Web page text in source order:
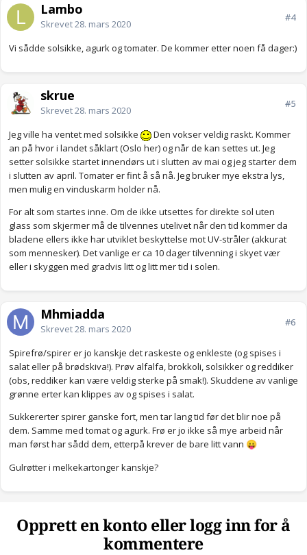
Lambo
Skrevet28. mars 2020
#4
Vi sådde solsikke, agurk og tomater. De kommer etter noen få dager:)
skrue
Skrevet28. mars 2020
#5
Jeg ville ha ventet med solsikke
Den vokser veldig raskt. Kommer
an på hvor i landet såklart (Oslo her) og når de kan settes ut. Jeg
setter solsikke startet innendørs ut i slutten av mai og jeg starter dem
i slutten av april. Tomater er fint å så nå. Jeg bruker mye ekstra lys,
men mulig en vinduskarm holder nå.
For alt som startes inne. Om de ikke utsettes for direkte sol uten
glass som skjermer må de tilvennes utelivet når den tid kommer da
bladene ellers ikke har utviklet beskyttelse mot UV-stråler (akkurat
som mennesker). Det vanlige er ca 10 dager tilvenning i skyet vær
eller i skyggen med gradvis litt og litt mer tid i solen.
Mhmjadda
Skrevet28. mars 2020
#6
Spirefrø/spirer er jo kanskje det raskeste og enkleste (og spises i
salat eller på brødskiva!). Prøv alfalfa, brokkoli, solsikker og reddiker
(obs, reddiker kan være veldig sterke på smak!). Skuddene av vanlige
grønne erter kan klippes av og spises i salat.
Sukkererter spirer ganske fort, men tar lang tid før det blir noe på
dem. Samme med tomat og agurk. Frø er jo ikke så mye arbeid når
man først har sådd dem, etterpå krever de bare litt vann 😛
Gulrøtter i melkekartonger kanskje?
Opprett en konto eller logg inn for å
kommentere